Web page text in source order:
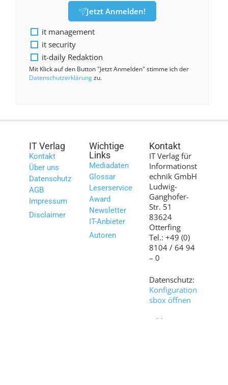
Jetzt Anmelden!
it management
it security
it-daily Redaktion
Mit Klick auf den Button "Jetzt Anmelden" stimme ich der
Datenschutzerklärungzu.
IT Verlag
Kontakt
Über uns
Datenschutz
AGB
Impressum
Disclaimer
Wichtige
Links
Mediadaten
Glossar
Leserservice
Award
Newsletter
IT-Anbieter
Autoren
Kontakt
IT Verlag für
Informationst
echnik GmbH
Ludwig-
Ganghofer-
Str. 51
83624
Otterfing
Tel.: +49 (0)
8104 / 64 94
– 0
Datenschutz:
Konfiguration
sbox öffnen
Bilder: